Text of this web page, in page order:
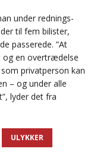
under rednings-
til fem bilister,
passerede. ”At
og en overtrædelse
privatperson kan
– og under alle
lyder det fra
ULYKKER